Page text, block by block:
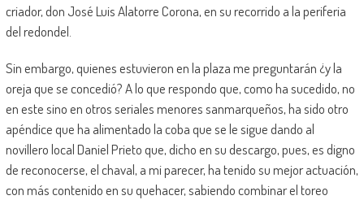
criador, don José Luis Alatorre Corona, en su recorrido a la periferia
del redondel.
Sin embargo, quienes estuvieron en la plaza me preguntarán ¿y la
oreja que se concedió? A lo que respondo que, como ha sucedido, no
en este sino en otros seriales menores sanmarqueños, ha sido otro
apéndice que ha alimentado la coba que se le sigue dando al
novillero local Daniel Prieto que, dicho en su descargo, pues, es digno
de reconocerse, el chaval, a mi parecer, ha tenido su mejor actuación,
con más contenido en su quehacer, sabiendo combinar el toreo